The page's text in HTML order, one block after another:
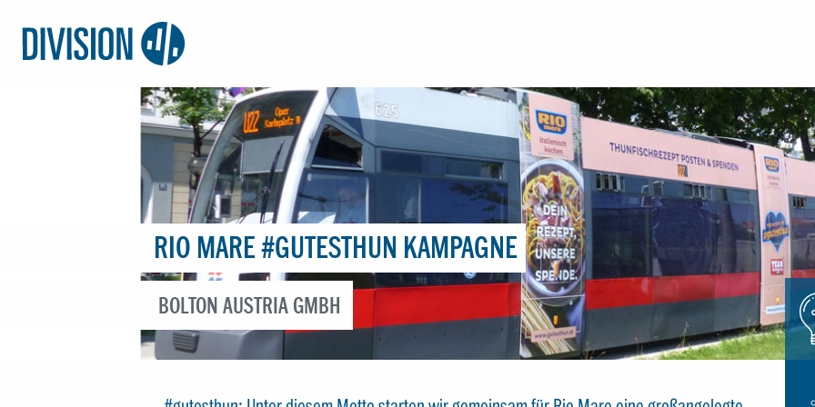
Logo:
Division4
RIO MARE #GUTESTHUN KAMPAGNE
BOLTON AUSTRIA GMBH